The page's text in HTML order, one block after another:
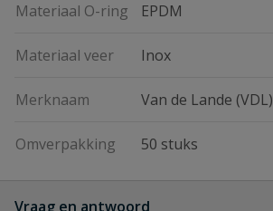
Materiaal O-ring EPDM
Materiaal veer Inox
Merknaam Van de Lande (VDL)
Omverpakking 50 stuks
Vraag en antwoord